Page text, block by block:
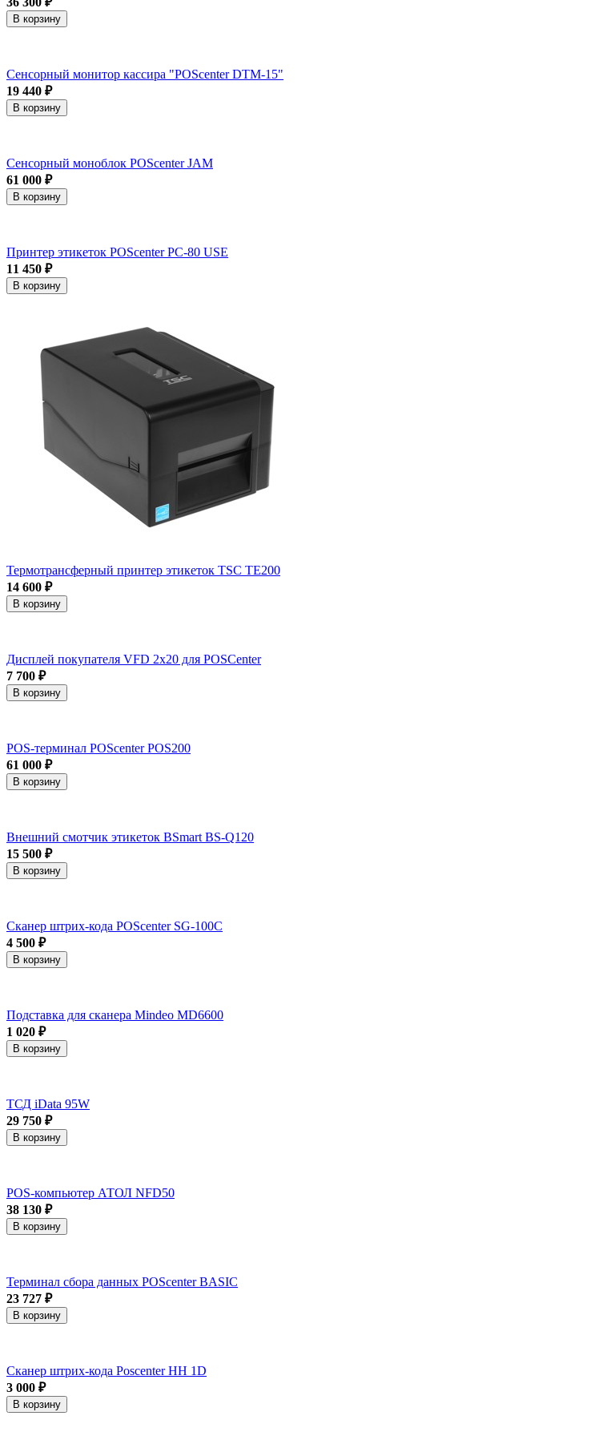
В корзину
Сенсорный монитор кассира "POScenter DTM-15"
19 440 ₽
В корзину
Сенсорный моноблок POScenter JAM
61 000 ₽
В корзину
Принтер этикеток POScenter PC-80 USE
11 450 ₽
В корзину
Термотрансферный принтер этикеток TSC TE200
14 600 ₽
В корзину
Дисплей покупателя VFD 2x20 для POSCenter
7 700 ₽
В корзину
POS-терминал POScenter POS200
61 000 ₽
В корзину
Внешний смотчик этикеток BSmart BS-Q120
15 500 ₽
В корзину
Сканер штрих-кода POScenter SG-100C
4 500 ₽
В корзину
Подставка для сканера Mindeo MD6600
1 020 ₽
В корзину
ТСД iData 95W
29 750 ₽
В корзину
POS-компьютер АТОЛ NFD50
38 130 ₽
В корзину
Терминал сбора данных POScenter BASIC
23 727 ₽
В корзину
Сканер штрих-кода Poscenter HH 1D
3 000 ₽
В корзину